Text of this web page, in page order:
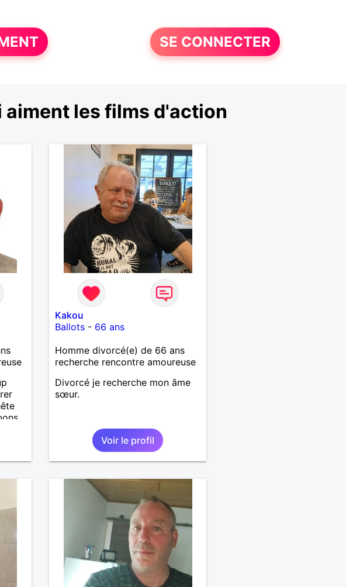
SE CONNECTER
aiment les films d'action
se
Kakou
Ballots - 66 ans
Homme divorcé(e) de 66 ans
recherche rencontre amoureuse
Divorcé je recherche mon âme
sœur.
Voir le profil